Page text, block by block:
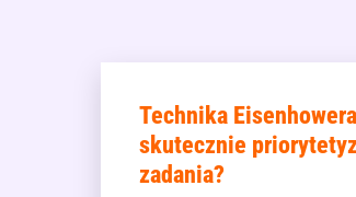
Technika
skutecznie
zadania?